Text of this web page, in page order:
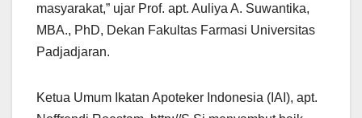
masyarakat,” ujar Prof. apt. Auliya A. Suwantika,
MBA., PhD, Dekan Fakultas Farmasi Universitas
Padjadjaran.
Ketua Umum Ikatan Apoteker Indonesia (IAI), apt.